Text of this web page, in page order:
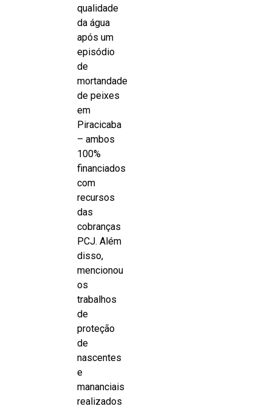
qualidade
da água
após um
episódio
de
mortandade
de peixes
em
Piracicaba
– ambos
100%
financiados
com
recursos
das
cobranças
PCJ. Além
disso,
mencionou
os
trabalhos
de
proteção
de
nascentes
e
mananciais
realizados